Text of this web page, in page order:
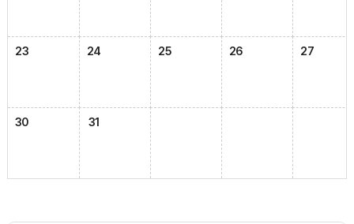
23 24 25 26 27
30 31